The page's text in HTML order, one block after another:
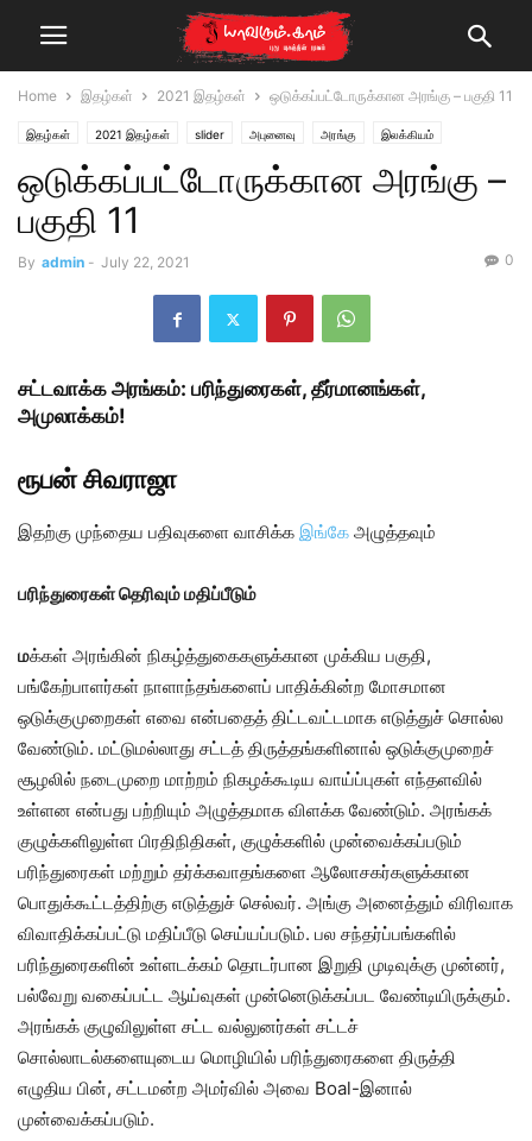
Home இதழ்கள் 2021 இதழ்கள் ஒடுக்கப்பட்டோருக்கான அரங்கு – பகுதி 11
இதழ்கள் 2021 இதழ்கள் slider அபுனைவு அரங்கு இலக்கியம்
கட்டுரை ஜூலை - ஆகஸ்ட் 2021
ஒடுக்கப்பட்டோருக்கான அரங்கு –
பகுதி 11
By admin - July 22, 2021 0
சட்டவாக்க அரங்கம்: பரிந்துரைகள், தீர்மானங்கள்,
அமுலாக்கம்!
ரூபன் சிவராஜா
இதற்கு முந்தைய பதிவுகளை வாசிக்க இங்கே அழுத்தவும்
பரிந்துரைகள் தெரிவும் மதிப்பீடும்
மக்கள் அரங்கின் நிகழ்த்துகைகளுக்கான முக்கிய பகுதி,
பங்கேற்பாளர்கள் நாளாந்தங்களைப் பாதிக்கின்ற மோசமான
ஒடுக்குமுறைகள் எவை என்பதைத் திட்டவட்டமாக எடுத்துச் சொல்ல
வேண்டும். மட்டுமல்லாது சட்டத் திருத்தங்களினால் ஒடுக்குமுறைச்
சூழலில் நடைமுறை மாற்றம் நிகழக்கூடிய வாய்ப்புகள் எந்தளவில்
உள்ளன என்பது பற்றியும் அழுத்தமாக விளக்க வேண்டும். அரங்கக்
குழுக்களிலுள்ள பிரதிநிதிகள், குழுக்களில் முன்வைக்கப்படும்
பரிந்துரைகள் மற்றும் தர்க்கவாதங்களை ஆலோசகர்களுக்கான
பொதுக்கூட்டத்திற்கு எடுத்துச் செல்வர். அங்கு அனைத்தும் விரிவாக
விவாதிக்கப்பட்டு மதிப்பீடு செய்யப்படும். பல சந்தர்ப்பங்களில்
பரிந்துரைகளின் உள்ளடக்கம் தொடர்பான இறுதி முடிவுக்கு முன்னர்,
பல்வேறு வகைப்பட்ட ஆய்வுகள் முன்னெடுக்கப்பட வேண்டியிருக்கும்.
அரங்கக் குழுவிலுள்ள சட்ட வல்லுனர்கள் சட்டச்
சொல்லாடல்களையுடைய மொழியில் பரிந்துரைகளை திருத்தி
எழுதிய பின், சட்டமன்ற அமர்வில் அவை Boal-இனால்
முன்வைக்கப்படும்.